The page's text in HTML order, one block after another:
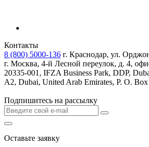
Контакты
8 (800) 5000-136 г. Краснодар, ул.
г. Москва, 4-й Лесной переулок, д. 4,
20335-001, IFZA Business Park, DDP,
A2, Dubai, United Arab Emirates, P. O.
Подпишитесь на рассылку
Оставьте заявку